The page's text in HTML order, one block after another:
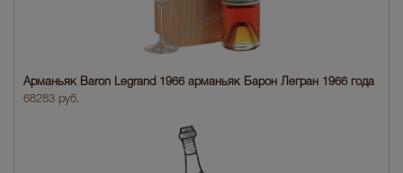
Арманьяк Baron Legrand 1966 арманьяк Барон Легран 1966 года
68283 руб.